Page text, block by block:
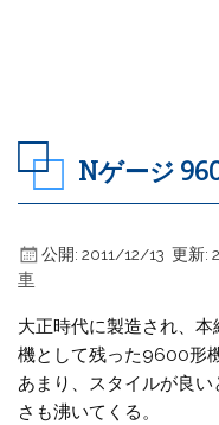
Nゲージ
公開: 2011/12/13 更新:
車
大正時代に製造され、
機として残った9600形
あまり、スタイルが良
さも沸いてくる。